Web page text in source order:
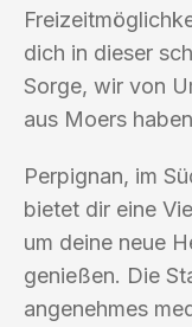
dich in dieser
Sorge, wir von
aus Moers
Perpignan, im
bietet dir eine
um deine neue
genießen. Die
angenehmes